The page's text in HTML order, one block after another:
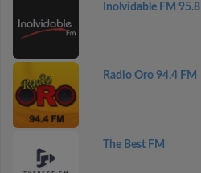
Inolvidable FM 95.8
Radio Oro 94.4 FM
The Best FM